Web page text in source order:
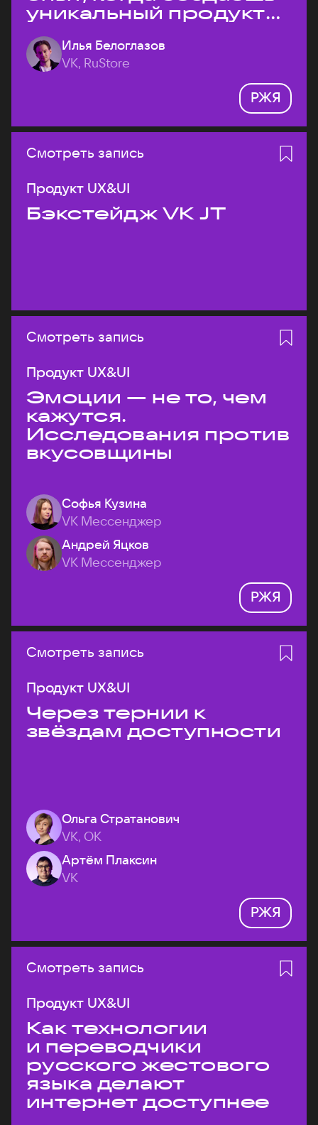
уникальный продукт
на рынке?
Илья Белоглазов
VK, RuStore
РЖЯ
Смотреть запись
Продукт UX&UI
Бэкстейдж VK JT
Смотреть запись
Продукт UX&UI
Эмоции — не то, чем
кажутся.
Исследования против
вкусовщины
Софья Кузина
VK Мессенджер
Андрей Яцков
VK Мессенджер
РЖЯ
Смотреть запись
Продукт UX&UI
Через тернии к
звёздам доступности
Ольга Стратанович
VK, ОК
Артём Плаксин
VK
РЖЯ
Смотреть запись
Продукт UX&UI
Как технологии
и переводчики
русского жестового
языка делают
интернет доступнее